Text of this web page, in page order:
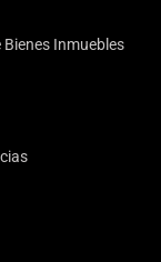
Inmuebles